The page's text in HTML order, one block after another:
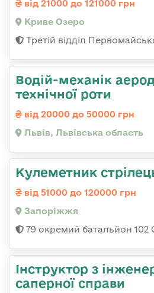
від 21000 до 121000 грн
Криве Озеро
Третій відділ
Водій-механік
технічної роти
від 20000 до 50000 грн
Львів, Львівська область
Кулеметник
від 51000 до 120000 грн
Запоріжжя
79 окремий батальйон
Інструктор з
саперної справи